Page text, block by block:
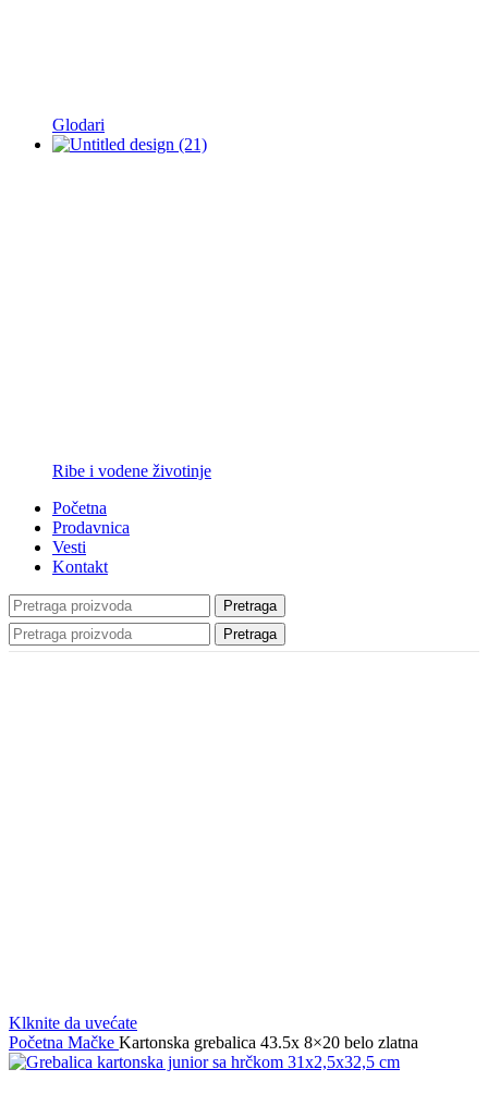
Glodari
Ribe i vodene životinje
Početna
Prodavnica
Vesti
Kontakt
Pretraga
Pretraga
Klknite da uvećate
Početna Mačke Kartonska grebalica 43.5x 8×20 belo zlatna